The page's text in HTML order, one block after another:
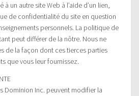
un autre site Web à l’aide d’un lien,
de confidentialité du site en question
personnels. La politique de
peut différer de la nôtre. Nous ne
de la façon dont ces tierces parties
que vous leur fournissez.
Dominion Inc. peuvent modifier la